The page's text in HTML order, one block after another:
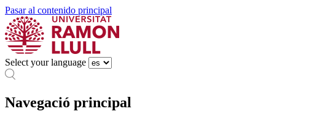
Pasar al contenido principal
Select your language
Navegació principal